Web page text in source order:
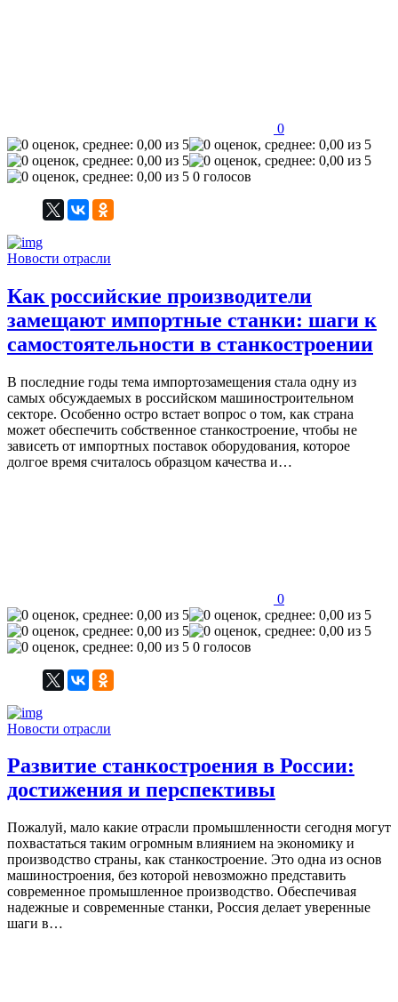
0
0 голосов
Новости отрасли
Как российские производители
замещают импортные станки: шаги к
самостоятельности в станкостроении
В последние годы тема импортозамещения стала одну из
самых обсуждаемых в российском машиностроительном
секторе. Особенно остро встает вопрос о том, как страна
может обеспечить собственное станкостроение, чтобы не
зависеть от импортных поставок оборудования, которое
долгое время считалось образцом качества и…
0
0 голосов
Новости отрасли
Развитие станкостроения в России:
достижения и перспективы
Пожалуй, мало какие отрасли промышленности сегодня могут
похвастаться таким огромным влиянием на экономику и
производство страны, как станкостроение. Это одна из основ
машиностроения, без которой невозможно представить
современное промышленное производство. Обеспечивая
надежные и современные станки, Россия делает уверенные
шаги в…